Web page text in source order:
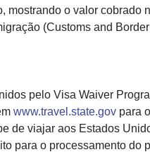
mostrando o valor
(Customs and
pelo Visa Waiver
www.travel.state.gov para
de viajar aos Estados
para o processamento do